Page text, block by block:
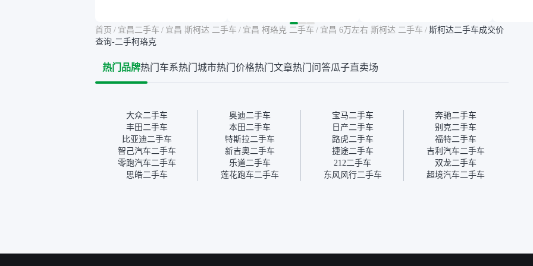
况。我拿到你们的信息之
后，自己又在线上去做了一
台），同时也找了朋友帮忙
线下看车。结果跟你们的报
我第一天看车，第二天你们
就约我到店，我第三天去提
的车。去之前我提前跟交接
人员说好，到了之后要当着
我的面再做一次复检，你们
也安排了师傅，服务可以，
速度很快。体验下来自营车
平台，车价贵点也正常，毕
竟有保障。其他平台上很多
多花点钱买个放心。从个人
期，这一点很便捷，其他平
心的额外价值。虽然我砍过
为瓜子有质保，车子出小毛
病维修更有保障。”
首页 / 宜昌二手车 / 宜昌 斯柯达 二手车 / 宜昌 柯珞克 二手车 / 宜昌 6万左右 斯柯达 二手车 / 斯柯达二手车成交价
查询-二手柯珞克
热门品牌热门车系热门城市热门价格热门文章热门问答瓜子直卖场
大众二手车 奥迪二手车 宝马二手车
奔驰二手车
丰田二手车
本田二手车 日产二手车
别克二手车
比亚迪二手车
特斯拉二手车 路虎二手车
福特二手车
智己汽车二手车
新吉奥二手车 捷途二手车
吉利汽车二手车
零跑汽车二手车
乐道二手车 212二手车
双龙二手车
思皓二手车
莲花跑车二手车 东风风行二手车 超境汽车二手车